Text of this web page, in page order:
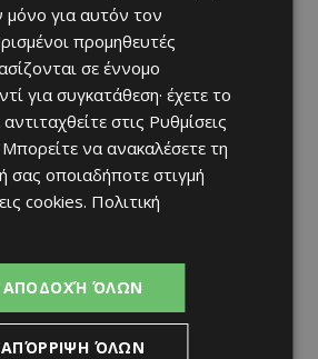
μόνο για αυτόν τον
προμηθευτές
σε έννομο
για συγκατάθεση· έχετε το
στις Ρυθμίσεις
Μπορείτε να ανακαλέσετε τη
σας οποιαδήποτε στιγμή
cookies. Πολιτική
ΑΠΟΔΟΧΉ ΌΛΩΝ
ΑΠΌΡΡΙΨΗ ΌΛΩΝ